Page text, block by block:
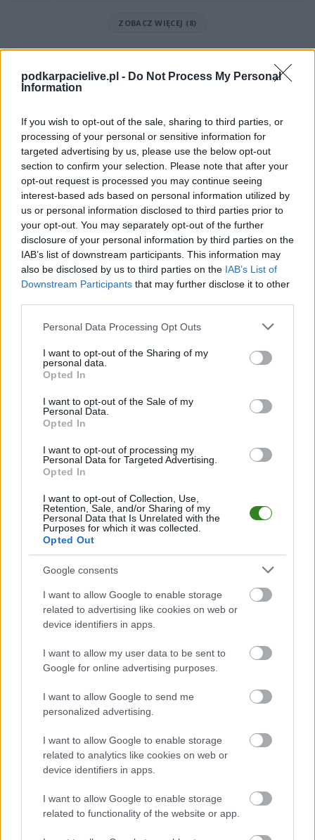
podkarpacielive.pl - Do Not Process My Personal
Information
If you wish to opt-out of the sale, sharing to third parties, or
processing of your personal or sensitive information for
targeted advertising by us, please use the below opt-out
section to confirm your selection. Please note that after your
opt-out request is processed you may continue seeing
interest-based ads based on personal information utilized by
us or personal information disclosed to third parties prior to
your opt-out. You may separately opt-out of the further
disclosure of your personal information by third parties on the
IAB’s list of downstream participants. This information may
also be disclosed by us to third parties on the IAB’s List of
Downstream Participants that may further disclose it to other
Please note that this website/app uses one or more Google
not limited to your visit or usage behaviour. You may click to
grant or deny consent to Google and its third-party tags to
use your data for below specified purposes in below Google
consent section.
Personal Data Processing Opt Outs
I want to opt-out of the Sharing of my
personal data.
Opted In
I want to opt-out of the Sale of my
Personal Data.
Opted In
I want to opt-out of processing my
Personal Data for Targeted Advertising.
Opted In
I want to opt-out of Collection, Use,
Retention, Sale, and/or Sharing of my
Personal Data that Is Unrelated with the
Purposes for which it was collected.
Opted Out
Google consents
I want to allow Google to enable storage
related to advertising like cookies on web or
device identifiers in apps.
I want to allow my user data to be sent to
Google for online advertising purposes.
I want to allow Google to send me
personalized advertising.
I want to allow Google to enable storage
related to analytics like cookies on web or
device identifiers in apps.
I want to allow Google to enable storage
related to functionality of the website or app.
ZOBACZ WIĘCEJ (8)
Mecz Orzeł Lubla - Polonia Kopytowa (Krosno > Klasa A, gr. III)
Spotkanie pomiędzy Orzeł Lubla i Polonia Kopytowa
rozegrane
zostanie w ramach Krosno > Klasa A, gr. III (25. kolejki - Krosno > Klasa A,
Na stronie PodkarpacieLive.pl znajdziesz
wynik meczu, strzelców
bramek, kartki, składy, statystyki i informacje o przebiegu
spotkania. To kompletne źródło danych dla kibiców i pasjonatów
lokalnej piłki nożnej. Jeżeli aktualnie nie widzisz tutaj danych z pewnością
pracujemy nad tym żeby je uzupełnić.
Wynik meczu Orzeł Lubla vs Polonia Kopytowa
Po zakończeniu spotkania automatycznie publikujemyoficjalny wynik
spotkania, a także dane meczowe, jeśli są dostępne.
Pełny harmonogram rozgrywek dostępny jest tutaj:Krosno > Klasa A,
gr. III - terminarz.
Informacje o składach i strzelcach
rezerwowych, zmiany oraz listę strzelców bramek. Informacje te
Jeśli jesteś kibicem klubu Orzeł Lubla lub Polonia Kopytowa - zaglądaj
tutaj częściej. Nasz serwis regularnie dostarcza informacje o
PodkarpacieLive.pl to największa bazameczów lokalnych drużyn
piłkarskichw województwie. Sprawdź nasze relacje, śledź ulubioną ligę i
bądź na bieżąco z wydarzeniami z boisk!
Analiza przed meczem: Orzeł Lubla vs Polonia Kopytowa
Orzeł Lubla - Polonia Kopytowa
czerwca 2026. Początek meczu o godz. 17:00.
Orzeł Lublaprzystępuje do tego spotkania w roli gospodarza. Jak
drużyna radzi sobie w sezonie 2025/2026 rozgrywek Krosno > Klasa A, gr.
III przed własną publicznością? Na tej stronie możecie zobaczyć tabelę
uwzględniającą tylko mecze u siebie. W tabeli biorącej pod uwagę tylko
mecze wyjazdowe możecie natomiast sprawdzić jak spisuje się klub
Krosno > Klasa A, gr. III - sytuacja w tabeli
Przed meczami 25. kolejki - Krosno > Klasa A, gr. III gospodarze (Orzeł
3. miejscu.
Poniżej znajdziesz także ostatnie mecze obu drużyn oraz statystyki
Orzeł Lubla vs. Polonia Kopytowa - relacja, wynik na żywo,
transmisja
Wynik meczu Orzeł Lubla - Polonia Kopytowa znajdziesz na naszej stronie
zaraz po jego zakończeniu. Jeżeli szukasz informacji meczowych, zajrzyj
Orzeł Lubla vs. Polonia Kopytowa - wynik, składy, strzelcy
Jeżeli w internecie lub TV dostępna jest
albo innych spotkań Krosno > Klasa
A, gr. III na pewno znajdziesz takie informacje na naszym portalu. Możliwe
jednak, że nigdzie nie pojawi się stream online z tego pojedynku. Śledź